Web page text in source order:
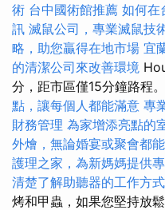
術 台中國術館推薦 如何在
訊 滅鼠公司，專業滅鼠技
略，助您贏得在地市場 宜
的清潔公司來改善環境
分，距市區僅15分鐘路程。
點，讓每個人都能滿意 專
財務管理 為家增添亮點的
外燴，無論婚宴或聚會都
護理之家，為新媽媽提供
清楚了解助聽器的工作方式
烤和甲蟲，如果您堅持放